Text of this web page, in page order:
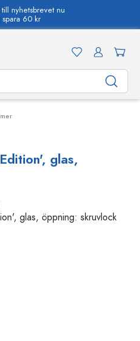
nyhetsbrevet nu
spara 60 kr
glas,